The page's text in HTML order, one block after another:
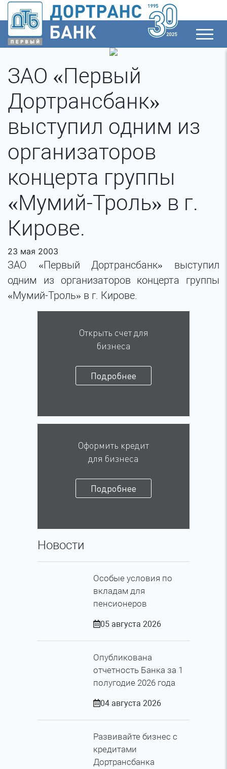
ЗАО «Первый
Дортрансбанк»
выступил одним из
организаторов
концерта группы
«Мумий-Троль» в г.
Кирове.
23 мая 2003
ЗАО «Первый Дортрансбанк» выступил
одним из организаторов концерта группы
«Мумий-Троль» в г. Кирове.
Открыть счет для
бизнеса
Подробнее
Оформить кредит
для бизнеса
Подробнее
Новости
Особые условия по
вкладам для
пенсионеров
05 августа 2026
Опубликована
отчетность Банка за 1
полугодие 2026 года
04 августа 2026
Развивайте бизнес с
кредитами
Дортрансбанка